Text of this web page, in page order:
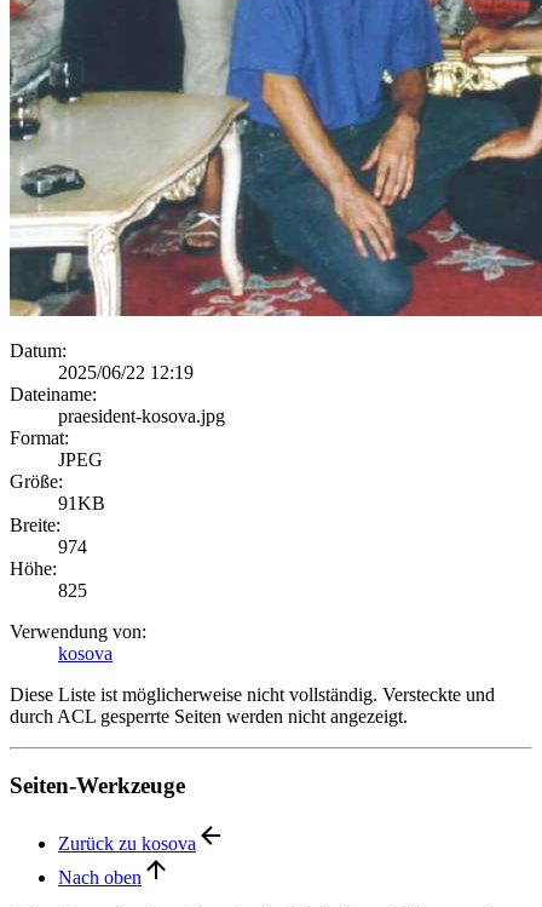
Datum:
2025/06/22 12:19
Dateiname:
praesident-kosova.jpg
Format:
JPEG
Größe:
91KB
Breite:
974
Höhe:
825
Verwendung von:
kosova
Diese Liste ist möglicherweise nicht vollständig. Versteckte und
durch ACL gesperrte Seiten werden nicht angezeigt.
Seiten-Werkzeuge
Zurück zu kosova
Nach oben